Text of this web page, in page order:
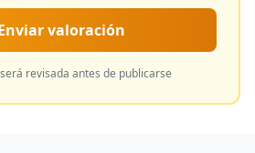
valoración
revisada antes de publicarse